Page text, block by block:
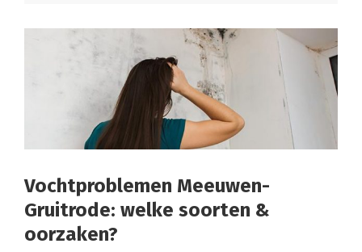
Vochtproblemen Meeuwen-
Gruitrode: welke soorten &
oorzaken?